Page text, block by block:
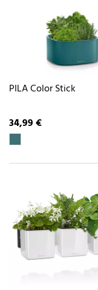
PILA Color Stick
34,99 €